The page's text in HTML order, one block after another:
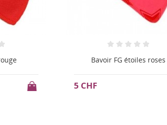
Bavoir FG lucky rouge
5 CHF